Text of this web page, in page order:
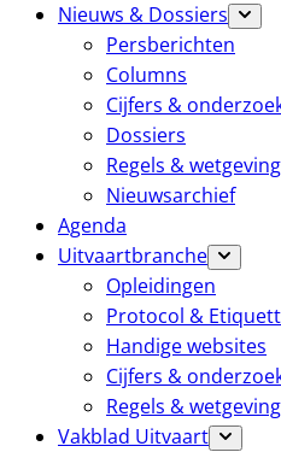
Nieuws & Dossiers
Persberichten
Columns
Cijfers &
Dossiers
Regels & wetgeving
Nieuwsarchief
Agenda
Uitvaartbranche
Opleidingen
Protocol &
Handige websites
Cijfers &
Regels & wetgeving
Vakblad Uitvaart